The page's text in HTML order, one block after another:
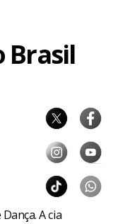
Brasil
A cia